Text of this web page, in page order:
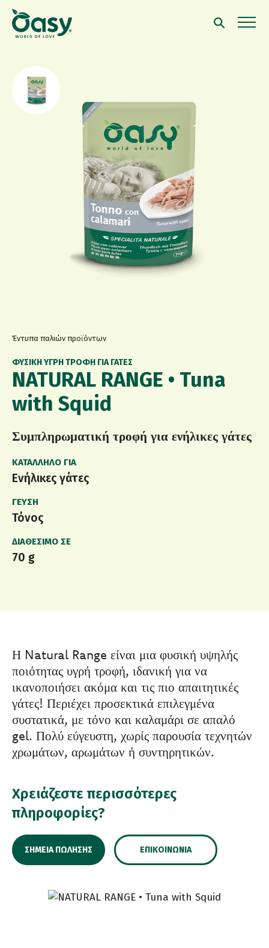
Έντυπα παλιών προϊόντων
NATURAL RANGE • Tuna
with Squid
ΦΥΣΙΚΉ ΥΓΡΉ ΤΡΟΦΉ ΓΙΑ ΓΆΤΕΣ
Συμπληρωματική τροφή για ενήλικες γάτες
ΚΑΤΆΛΛΗΛΟ ΓΙΑ
Ενήλικες γάτες
ΓΕΎΣΗ
Τόνος
ΔΙΑΘΈΣΙΜΟ ΣΕ
70 g
Η Natural Range είναι μια φυσική υψηλής
ποιότητας υγρή τροφή, ιδανική για να
ικανοποιήσει ακόμα και τις πιο απαιτητικές
γάτες! Περιέχει προσεκτικά επιλεγμένα
συστατικά, με τόνο και καλαμάρι σε απαλό
gel. Πολύ εύγευστη, χωρίς παρουσία τεχνητών
χρωμάτων, αρωμάτων ή συντηρητικών.
Χρειάζεστε περισσότερες
πληροφορίες?
ΣΗΜΕΊΑ ΠΏΛΗΣΗΣ ΕΠΙΚΟΙΝΩΝΊΑ